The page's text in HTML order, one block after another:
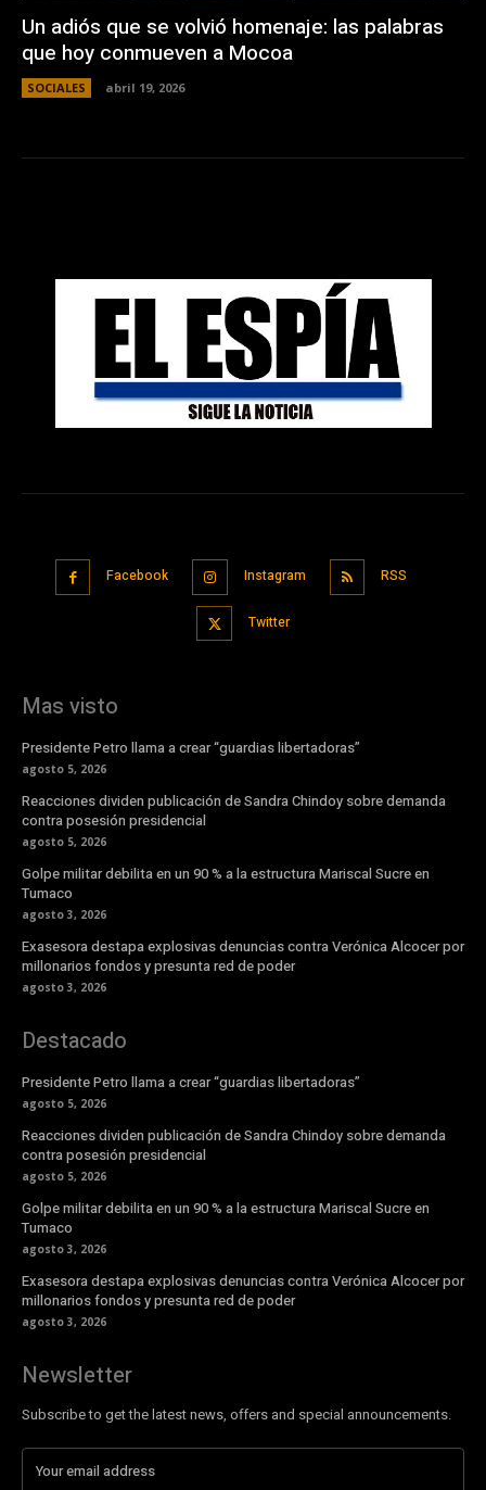
Un adiós que se volvió homenaje: las palabras
que hoy conmueven a Mocoa
SOCIALES abril 19, 2026
Facebook Instagram RSS
Twitter
Mas visto
Presidente Petro llama a crear “guardias libertadoras”
agosto 5, 2026
Reacciones dividen publicación de Sandra Chindoy sobre demanda
contra posesión presidencial
agosto 5, 2026
Golpe militar debilita en un 90 % a la estructura Mariscal Sucre en
Tumaco
agosto 3, 2026
Exasesora destapa explosivas denuncias contra Verónica Alcocer por
millonarios fondos y presunta red de poder
agosto 3, 2026
Destacado
Presidente Petro llama a crear “guardias libertadoras”
agosto 5, 2026
Reacciones dividen publicación de Sandra Chindoy sobre demanda
contra posesión presidencial
agosto 5, 2026
Golpe militar debilita en un 90 % a la estructura Mariscal Sucre en
Tumaco
agosto 3, 2026
Exasesora destapa explosivas denuncias contra Verónica Alcocer por
millonarios fondos y presunta red de poder
agosto 3, 2026
Newsletter
Subscribe to get the latest news, offers and special announcements.